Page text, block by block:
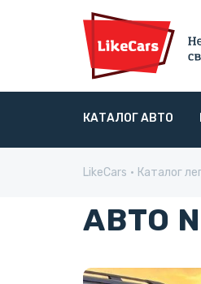
КАТАЛОГ АВТО
LikeCars Каталог
АВТО